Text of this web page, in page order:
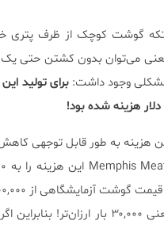
یک تکه گوشت کوچک از ظرف
می‌توان بدون کشتن حتی
مشکلی وجود داشت: برای تولید
هزینه به طور قابل توجهی
دلار رسیده است؛ یعنی ۳۰,۰۰۰ بار